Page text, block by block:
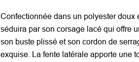
Confectionnée dans un polyester doux
séduira par son corsage lacé qui offre
son buste plissé et son cordon de
exquise. La fente latérale apporte une